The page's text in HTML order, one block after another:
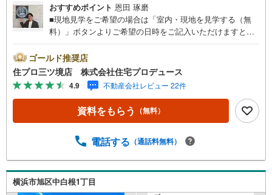
おすすめポイント 恩田 琢磨
■現地見学をご希望の場合は「室内・現地を見学する（無
料）」ボタンよりご希望の日時をご記入いただけますとス
泉区・戸塚区・保土ケ谷区・大和市の不動産売買専門会社
です！ 最新物件情報や当社限定の物件情報も多数ご用意！
お気軽にお問合せ下さい!! -------------- 弊社独自の住宅ローン
提案システム 弊社ではファイナンシャル専門スタッフによ
る【丁寧な資金アドバイス】【ファイナンシャルプラン提
案書の作成】を随時行っております。意外に知らないお客
加入できる無料の生命保険】【13年間もらえる、国からの
後から始まる【住宅ローン返済】65歳以上から必要になる
【老後の費用負担】住宅探しの【このタイミング】で不安
な部分を明確にしていきませんか？？ --------------
ゴールド推奨店
住プロ三ツ境店 株式会社住宅プロデュース
4.9 不動産会社レビュー 22件
資料をもらう （無料）
電話する （通話料無料）
横浜市旭区中白根1丁目